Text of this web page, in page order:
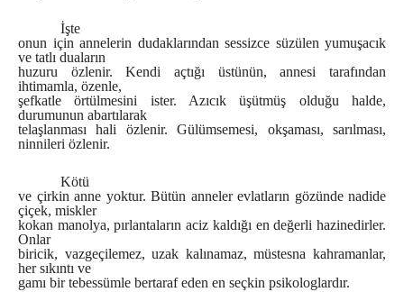
İşte
onun için annelerin dudaklarından sessizce süzülen yumuşacık
ve tatlı duaların
huzuru özlenir. Kendi açtığı üstünün, annesi tarafından
ihtimamla, özenle,
şefkatle örtülmesini ister. Azıcık üşütmüş olduğu halde,
durumunun abartılarak
telaşlanması hali özlenir. Gülümsemesi, okşaması, sarılması,
ninnileri özlenir.
Kötü
ve çirkin anne yoktur. Bütün anneler evlatların gözünde nadide
çiçek, miskler
kokan manolya, pırlantaların aciz kaldığı en değerli hazinedirler.
Onlar
biricik, vazgeçilemez, uzak kalınamaz, müstesna kahramanlar,
her sıkıntı ve
gamı bir tebessümle bertaraf eden en seçkin psikologlardır.